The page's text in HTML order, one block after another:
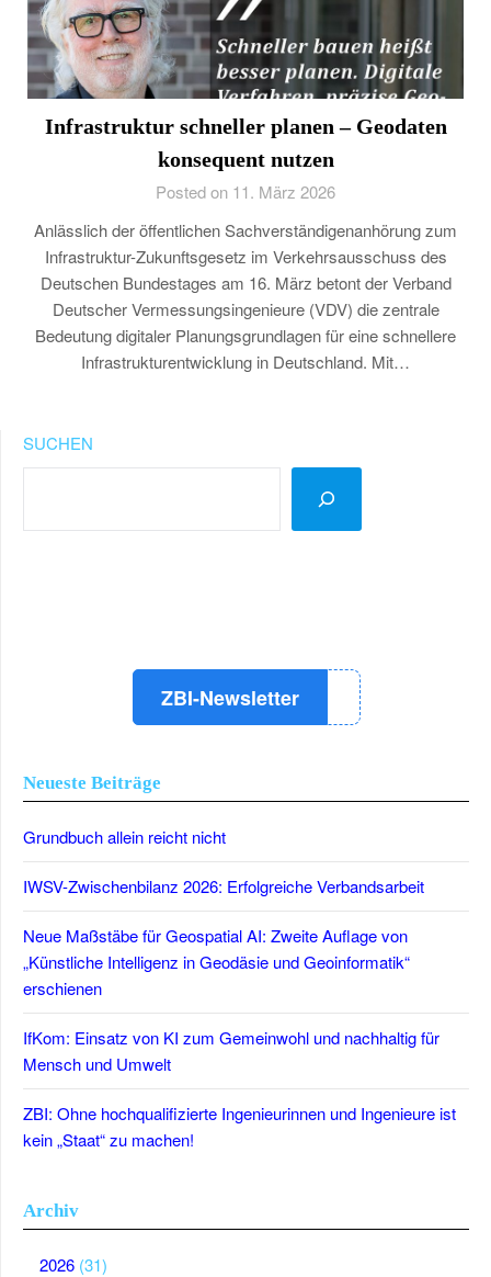
Infrastruktur schneller planen – Geodaten
konsequent nutzen
Posted on 11. März 2026
Anlässlich der öffentlichen Sachverständigenanhörung zum
Infrastruktur-Zukunftsgesetz im Verkehrsausschuss des
Deutschen Bundestages am 16. März betont der Verband
Deutscher Vermessungsingenieure (VDV) die zentrale
Bedeutung digitaler Planungsgrundlagen für eine schnellere
Infrastrukturentwicklung in Deutschland. Mit…
SUCHEN
ZBI-Newsletter
Neueste Beiträge
Grundbuch allein reicht nicht
IWSV-Zwischenbilanz 2026: Erfolgreiche Verbandsarbeit
Neue Maßstäbe für Geospatial AI: Zweite Auflage von
„Künstliche Intelligenz in Geodäsie und Geoinformatik“
erschienen
IfKom: Einsatz von KI zum Gemeinwohl und nachhaltig für
Mensch und Umwelt
ZBI: Ohne hochqualifizierte Ingenieurinnen und Ingenieure ist
kein „Staat“ zu machen!
Archiv
2026 (31)